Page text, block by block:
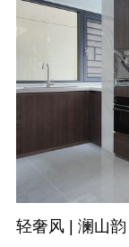
轻奢风 | 澜山